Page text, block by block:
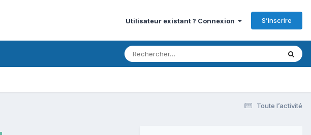
Utilisateur existant ? Connexion S’inscrire
Toute l’activité